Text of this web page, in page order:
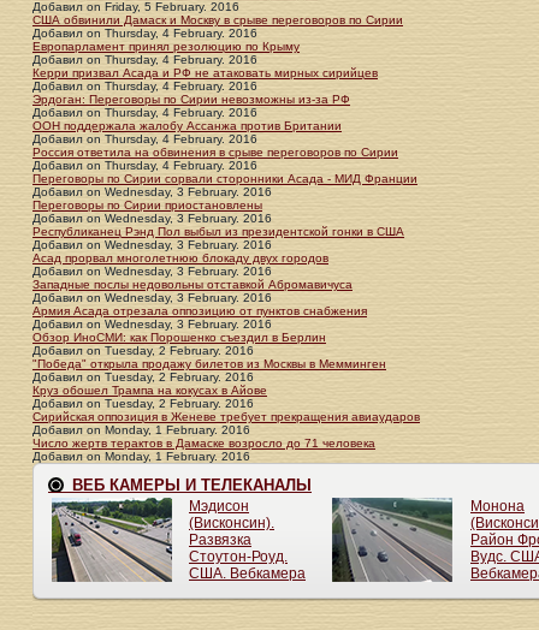
Добавил on Friday, 5 February. 2016
США обвинили Дамаск и Москву в срыве переговоров по Сирии
Добавил on Thursday, 4 February. 2016
Европарламент принял резолюцию по Крыму
Добавил on Thursday, 4 February. 2016
Керри призвал Асада и РФ не атаковать мирных сирийцев
Добавил on Thursday, 4 February. 2016
Эрдоган: Переговоры по Сирии невозможны из-за РФ
Добавил on Thursday, 4 February. 2016
ООН поддержала жалобу Ассанжа против Британии
Добавил on Thursday, 4 February. 2016
Россия ответила на обвинения в срыве переговоров по Сирии
Добавил on Thursday, 4 February. 2016
Переговоры по Сирии сорвали сторонники Асада - МИД Франции
Добавил on Wednesday, 3 February. 2016
Переговоры по Сирии приостановлены
Добавил on Wednesday, 3 February. 2016
Республиканец Рэнд Пол выбыл из президентской гонки в США
Добавил on Wednesday, 3 February. 2016
Асад прорвал многолетнюю блокаду двух городов
Добавил on Wednesday, 3 February. 2016
Западные послы недовольны отставкой Абромавичуса
Добавил on Wednesday, 3 February. 2016
Армия Асада отрезала оппозицию от пунктов снабжения
Добавил on Wednesday, 3 February. 2016
Обзор ИноСМИ: как Порошенко съездил в Берлин
Добавил on Tuesday, 2 February. 2016
"Победа" открыла продажу билетов из Москвы в Мемминген
Добавил on Tuesday, 2 February. 2016
Круз обошел Трампа на кокусах в Айове
Добавил on Tuesday, 2 February. 2016
Сирийская оппозиция в Женеве требует прекращения авиаударов
Добавил on Monday, 1 February. 2016
Число жертв терактов в Дамаске возросло до 71 человека
Добавил on Monday, 1 February. 2016